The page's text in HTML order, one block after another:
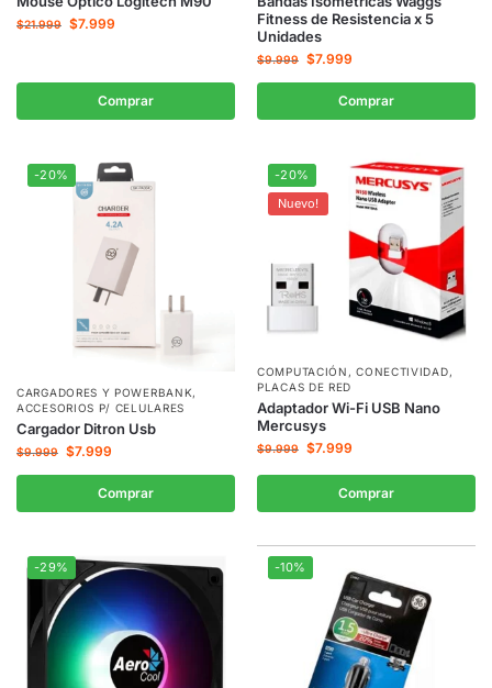
$21.999 $7.999
Comprar
Fitness de Resistencia x 5
Unidades
$9.999 $7.999
Comprar
-20%
CARGADORES Y POWERBANK,
ACCESORIOS P/ CELULARES
Cargador Ditron Usb
$9.999 $7.999
Comprar
-20%
Nuevo!
COMPUTACIÓN ,CONECTIVIDAD,
PLACAS DE RED
Adaptador Wi-Fi USB Nano
Mercusys
$9.999 $7.999
Comprar
-29% -10%